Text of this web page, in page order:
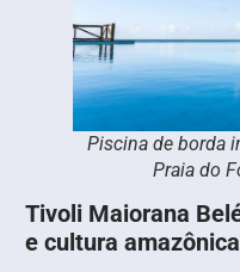
Piscina de borda
Praia do
Tivoli Maiorana
e cultura